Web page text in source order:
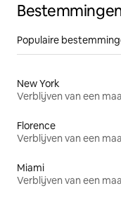
Populaire
New York
Verblijven van een
Florence
Verblijven van een
Miami
Verblijven van een